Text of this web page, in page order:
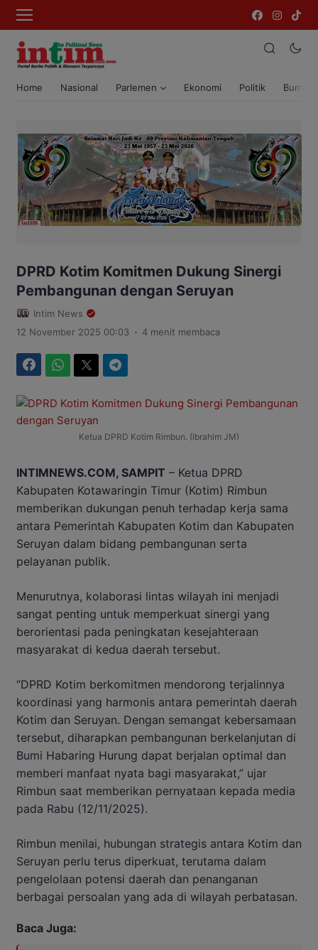
Home Nasional Parlemen Ekonomi Politik Bumi
DPRD Kotim Komitmen Dukung Sinergi
Pembangunan dengan Seruyan
Intim News
12 November 2025 00:03 . 4 menit membaca
Ketua DPRD Kotim Rimbun. (Ibrahim JM)
INTIMNEWS.COM, SAMPIT – Ketua DPRD
Kabupaten Kotawaringin Timur (Kotim) Rimbun
memberikan dukungan penuh terhadap kerja sama
antara Pemerintah Kabupaten Kotim dan Kabupaten
Seruyan dalam bidang pembangunan serta
pelayanan publik.
Menurutnya, kolaborasi lintas wilayah ini menjadi
sangat penting untuk memperkuat sinergi yang
berorientasi pada peningkatan kesejahteraan
masyarakat di kedua daerah tersebut.
“DPRD Kotim berkomitmen mendorong terjalinnya
koordinasi yang harmonis antara pemerintah daerah
Kotim dan Seruyan. Dengan semangat kebersamaan
tersebut, diharapkan pembangunan berkelanjutan di
Bumi Habaring Hurung dapat berjalan optimal dan
memberi manfaat nyata bagi masyarakat,” ujar
Rimbun saat memberikan pernyataan kepada media
pada Rabu (12/11/2025).
Rimbun menilai, hubungan strategis antara Kotim dan
Seruyan perlu terus diperkuat, terutama dalam
pengelolaan potensi daerah dan penanganan
berbagai persoalan yang ada di wilayah perbatasan.
Baca Juga: